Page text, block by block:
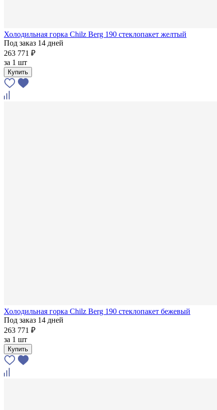
Холодильная горка Chilz Berg 190 стеклопакет желтый
Под заказ 14 дней
263 771 ₽
за 1 шт
Купить
Холодильная горка Chilz Berg 190 стеклопакет бежевый
Под заказ 14 дней
263 771 ₽
за 1 шт
Купить